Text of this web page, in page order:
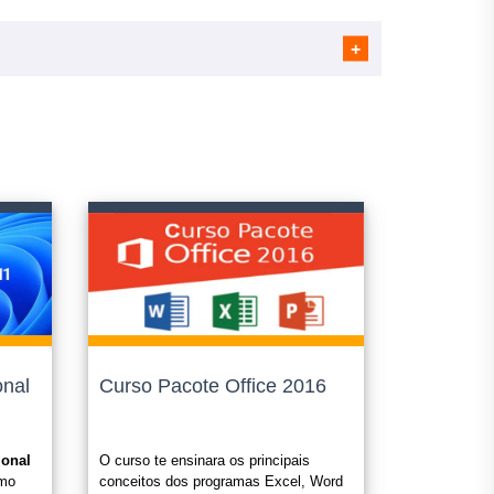
como "cursos livres".
e-mail em até 1(um) dia útil apos a confirmação do
Curso Pacote Office 2016
O curso te ensinara os principais
conceitos dos programas Excel, Word